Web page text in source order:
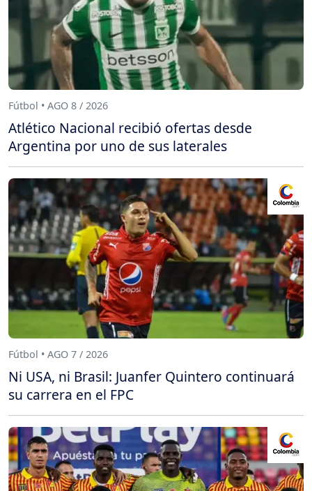
Fútbol • AGO 8 / 2026
Atlético Nacional recibió ofertas desde
Argentina por uno de sus laterales
Fútbol • AGO 7 / 2026
Ni USA, ni Brasil: Juanfer Quintero continuará
su carrera en el FPC